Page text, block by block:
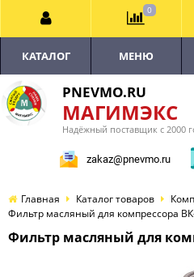
PNEVMO.RU
МАГИМЭКС
Надёжный поставщик с 2000
zakaz@pnevmo.ru
КАТАЛОГ МЕНЮ
Главная Каталог товаров
Фильтр масляный для компрессора
Фильтр масляный для
0